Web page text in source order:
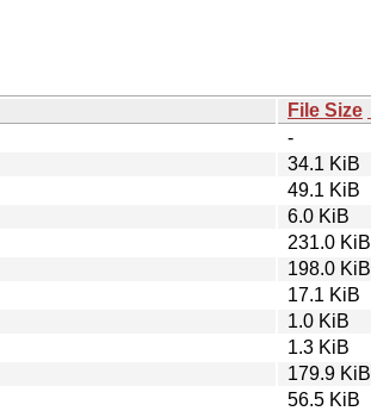
File Size
-
34.1 KiB
49.1 KiB
6.0 KiB
231.0 KiB
198.0 KiB
17.1 KiB
1.0 KiB
1.3 KiB
179.9 KiB
56.5 KiB